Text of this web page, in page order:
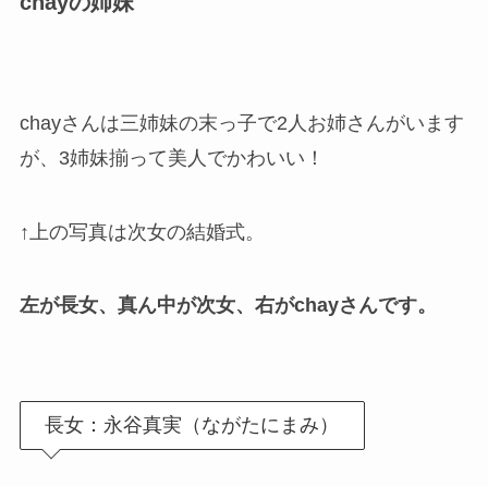
chayさんは三姉妹の末っ子で2人お姉さんがいます
が、3姉妹揃って美人でかわいい！
↑上の写真は次女の結婚式。
左が長女、真ん中が次女、右がchayさんです。
長女：永谷真実（ながたにまみ）